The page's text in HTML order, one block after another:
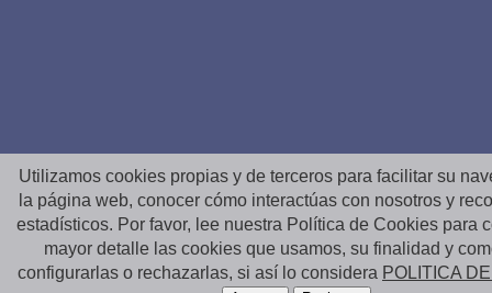
Utilizamos cookies propias y de terceros para facilitar su
la página web, conocer cómo interactúas con nosotros y
estadísticos. Por favor, lee nuestra Política de Cookies para
mayor detalle las cookies que usamos, su finalidad y
configurarlas o rechazarlas, si así lo considera POLITICA